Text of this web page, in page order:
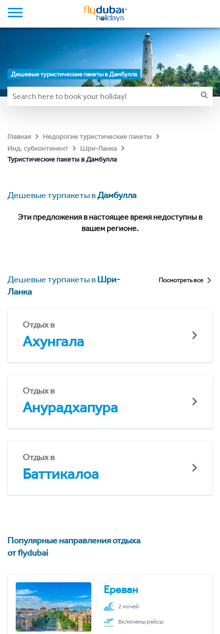
Дешевые туристические пакеты в Дамбулла
Главная
Недорогие туристические пакеты
Инд. субконтинент
Шри-Ланка
Туристические пакеты в Дамбулла
Дешевые турпакеты вДамбулла
Эти предложения в настоящее время недоступны в
вашем регионе.
Дешевые турпакеты вШри-
Ланка
Посмотреть все
Отдых в
Ахунгала
Отдых в
Анурадхапура
Отдых в
Баттикалоа
Популярные направления отдыха
от flydubai
Ереван
2 ночей
Включены рейсы